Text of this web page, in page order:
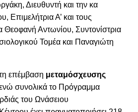
Διευθυντή και την κα
Επιμελήτρια Α’ και τους
Θεοφανή Αντωνίου, Συντονίστρια
Τομέα και Παναγιώτη
επέμβαση μεταμόσχευσης
συνολικά το Πρόγραμμα
του Ωνάσειου